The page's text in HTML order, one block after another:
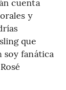
y
que
fanática